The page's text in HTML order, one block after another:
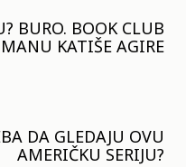
BURO. BOOK CLUB
KATIŠE AGIRE
DA GLEDAJU OVU
AMERIČKU SERIJU?